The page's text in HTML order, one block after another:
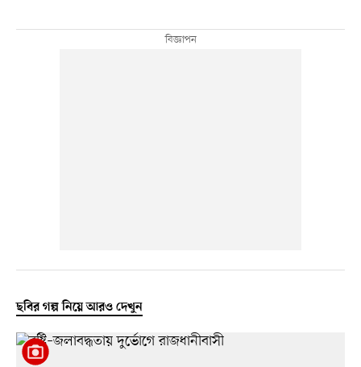
ছবির গল্প নিয়ে আরও দেখুন